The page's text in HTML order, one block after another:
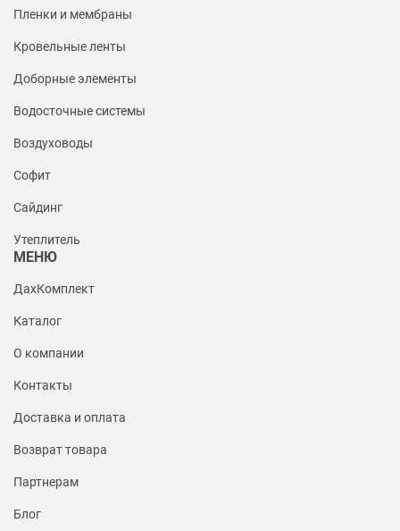
Пленки и мембраны
Кровельные ленты
Доборные элементы
Водосточные системы
Воздуховоды
Софит
Сайдинг
Утеплитель
МЕНЮ
ДахКомплект
Каталог
О компании
Контакты
Доставка и оплата
Возврат товара
Партнерам
Блог